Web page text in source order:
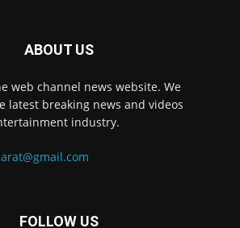
ABOUT US
web channel news website. We
latest breaking news and videos
industry.
FOLLOW US